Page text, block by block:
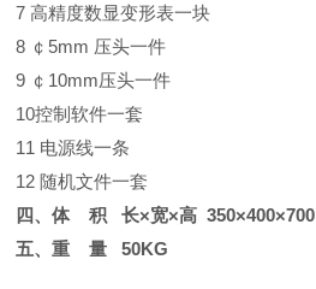
7 高精度数显变形表一块
8 ￠5mm 压头一件
9 ￠10mm压头一件
10控制软件一套
11 电源线一条
12 随机文件一套
四、体 积 长×宽×高 350×400×700
五、重 量 50KG